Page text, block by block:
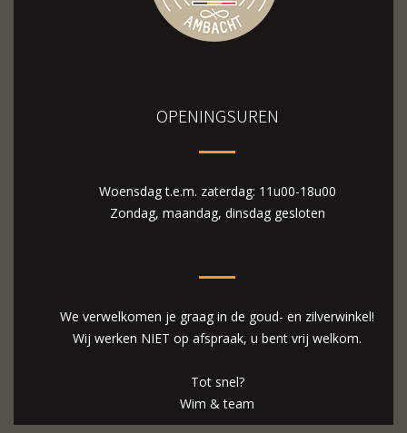
OPENINGSUREN
Woensdag t.e.m. zaterdag: 11u00-18u00
Zondag, maandag, dinsdag gesloten
We verwelkomen je graag in de goud- en zilverwinkel!
Wij werken NIET op afspraak, u bent vrij welkom.
Tot snel?
Wim & team